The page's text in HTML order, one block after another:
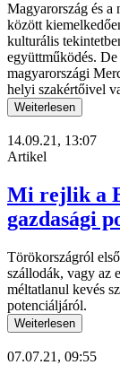
Magyarország és a
között
kulturális
együttműködés.
magyarországi
helyi szakértőivel
Weiterlesen
14.09.21, 13:07
Artikel
Mi rejlik a
gazdasági
Törökországról
szállodák, vagy az
méltatlanul kevés
potenciáljáról.
Weiterlesen
07.07.21, 09:55